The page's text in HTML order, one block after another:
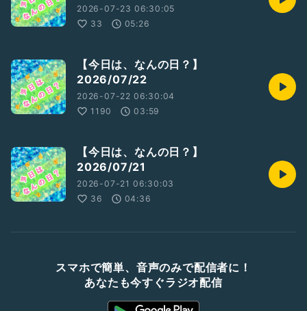
2026-07-23 06:30:05
33
05:26
【今日は、なんの日？】
2026/07/22
2026-07-22 06:30:04
1190
03:59
【今日は、なんの日？】
2026/07/21
2026-07-21 06:30:03
36
04:36
スマホで簡単、音声のみで配信者に！
あなたも今すぐラジオ配信